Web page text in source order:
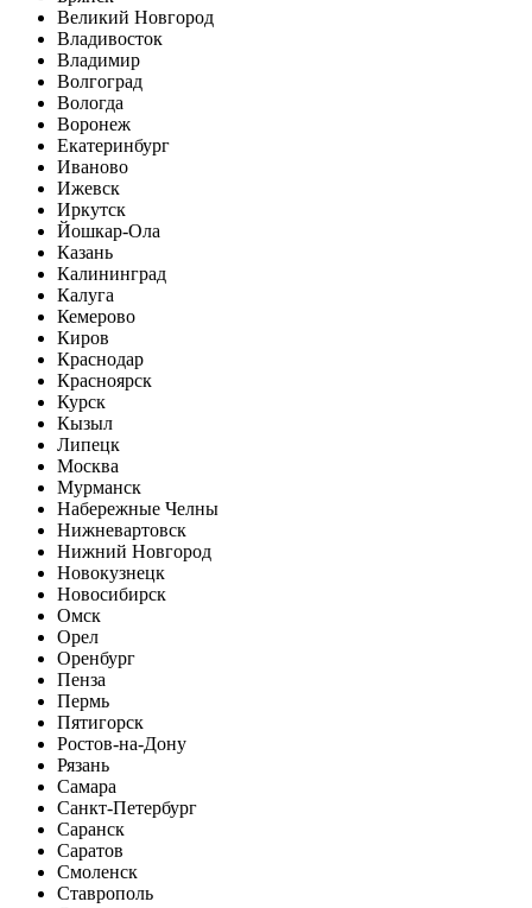
Великий Новгород
Владивосток
Владимир
Волгоград
Вологда
Воронеж
Екатеринбург
Иваново
Ижевск
Иркутск
Йошкар-Ола
Казань
Калининград
Калуга
Кемерово
Киров
Краснодар
Красноярск
Курск
Кызыл
Липецк
Москва
Мурманск
Набережные Челны
Нижневартовск
Нижний Новгород
Новокузнецк
Новосибирск
Омск
Орел
Оренбург
Пенза
Пермь
Пятигорск
Ростов-на-Дону
Рязань
Самара
Санкт-Петербург
Саранск
Саратов
Смоленск
Ставрополь